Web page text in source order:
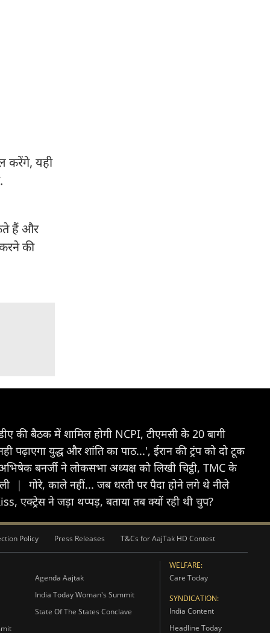
करेंगे, यही
हैं और
की
की बैठक में शामिल होगी NCPI, टीएमसी के 20 बागी
पढ़ाएगा युद्ध और शांति का पाठ...', ईरान की ट्रंप को दो टूक
बनर्जी ने लोकसभा अध्यक्ष को लिखी चिट्ठी, TMC के
|
गोरे, काले नहीं... जब धरती पर पैदा होने लगे थे नीले
एक्ट्रेस ने जड़ा थप्पड़, बताया तब क्यों रही थी चुप?
Policy Press Releases T&Cs for AajTak HD Contest
Agenda Aajtak
India Today Woman's Summit
State Of The States Conclave
WELFARE:
Care Today
SYNDICATION:
India Content
Headline Today